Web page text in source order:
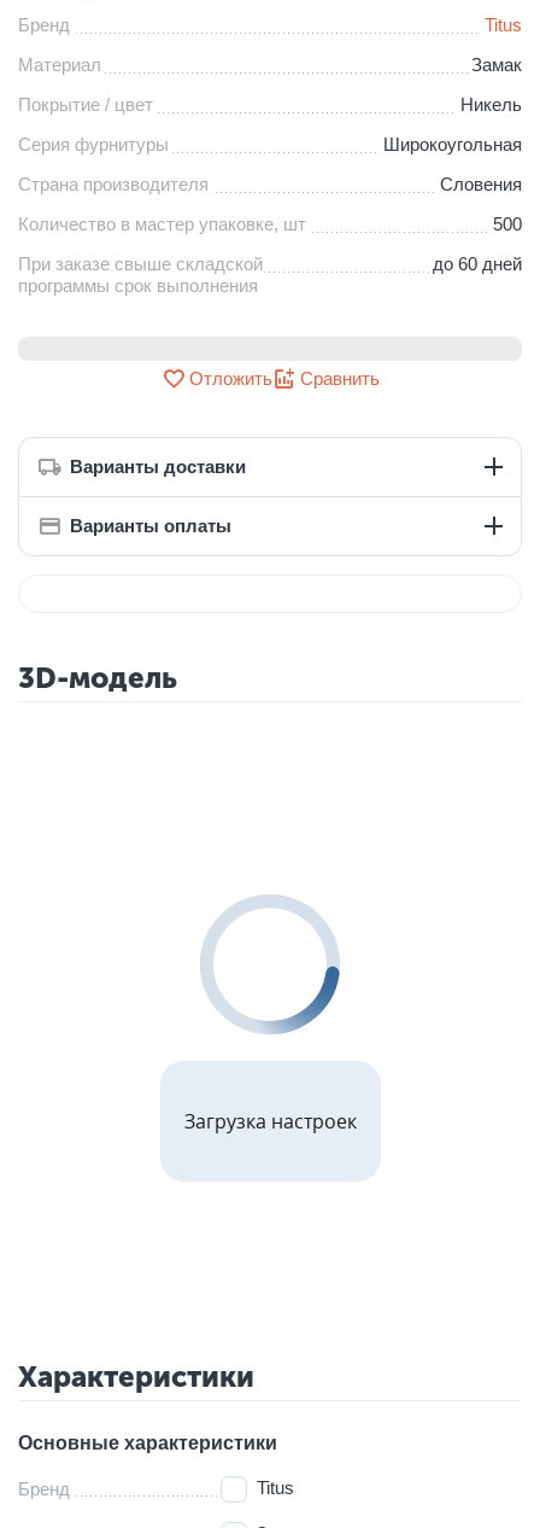
Бренд
Titus
Материал
Замак
Покрытие / цвет
Никель
Серия фурнитуры
Широкоугольная
Страна производителя
Словения
Количество в мастер упаковке, шт
500
При заказе свыше складской
программы срок выполнения
до 60 дней
Отложить Сравнить
Варианты доставки
Варианты оплаты
3D-модель
Загрузка настроек
Характеристики
Основные характеристики
Бренд Titus